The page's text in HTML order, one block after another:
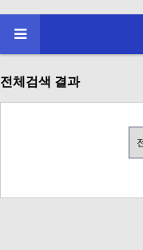
전체검색 결과